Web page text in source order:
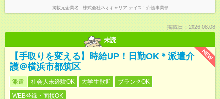
掲載元企業名 株式会社ネオキャリア ナイス！介護事業部
掲載日：2026.08.08
未読
NEW
【手取りを変える】時給UP！日勤OK＊派遣介
護＠横浜市都筑区
派遣 社会人未経験OK 大学生歓迎
ブランクOK
WEB登録・面接OK